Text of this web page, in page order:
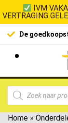
IVM
VERTRAGING
De
Home »